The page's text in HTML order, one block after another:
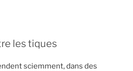
les tiques
sciemment, dans des